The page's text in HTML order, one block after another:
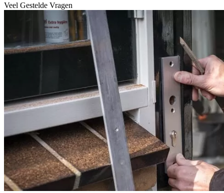
Veel Gestelde Vragen